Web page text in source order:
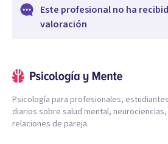
Este profesional no ha
valoración
Psicología para profesionales,
diarios sobre salud mental,
relaciones de pareja.